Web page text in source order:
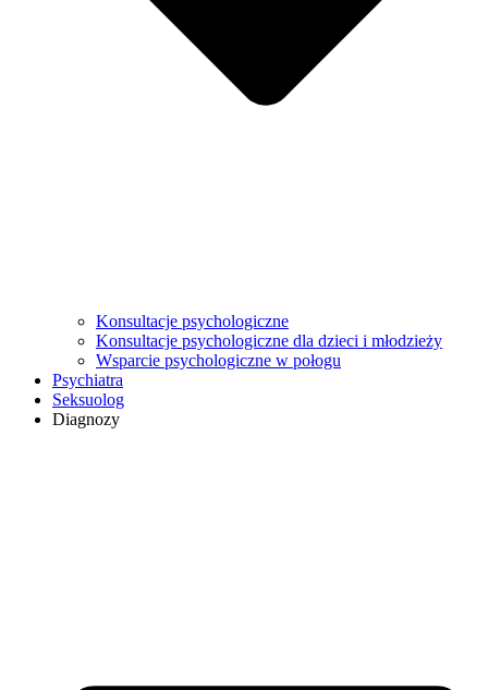
Konsultacje psychologiczne
Konsultacje psychologiczne dla dzieci i młodzieży
Wsparcie psychologiczne w połogu
Psychiatra
Seksuolog
Diagnozy